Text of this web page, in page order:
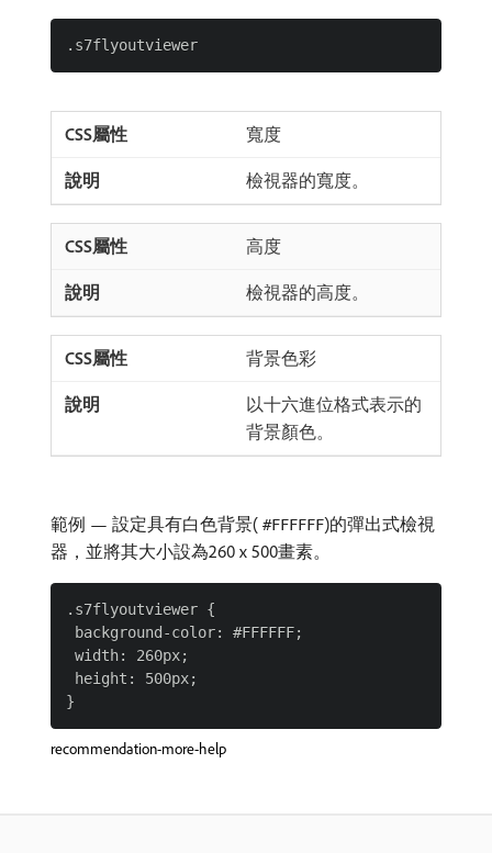
寬度
檢視器的寬度。
高度
檢視器的高度。
背景色彩
以十六進位格式表示的
背景顏色。
範例 — 設定具有白色背景( #FFFFFF)的彈出式檢視
器，並將其大小設為260 x 500畫素。
.s7flyoutviewer {
background-color: #FFFFFF;
width: 260px;
height: 500px;
recommendation-more-help